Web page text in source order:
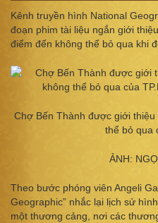
Kênh truyền hình National
đoạn phim tài liệu ngắn giới
điểm đến không thể bỏ qua khi
Chợ Bến Thành được giới
thể bỏ qua
ẢNH:
Theo bước phóng viên Angeli
Geographic” nhắc lại lịch sử
một thương cảng, nơi các